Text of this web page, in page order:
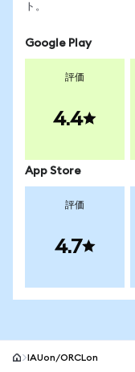
ト。
Google Play
評価
4.4
App Store
評価
4.7
IAUon/ORCLon